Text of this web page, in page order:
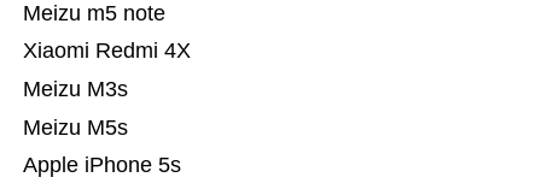
Apple iPhone 5s
Meizu M5s
Meizu M3s
Xiaomi Redmi 4X
Meizu m5 note